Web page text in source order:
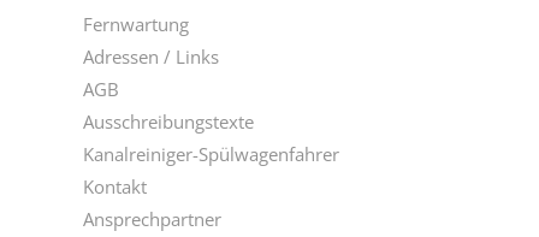
Fernwartung
Adressen / Links
AGB
Ausschreibungstexte
Kanalreiniger-Spülwagenfahrer
Kontakt
Ansprechpartner